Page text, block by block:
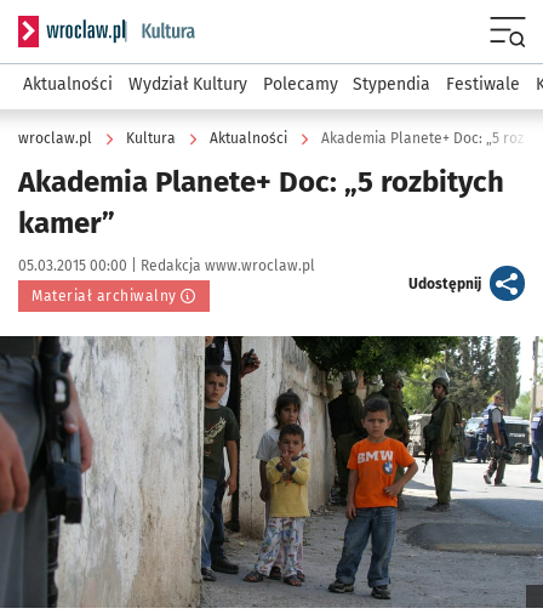
Serwis informacyjny wroclaw.pl podserwis: Kultura
Aktualności Wydział Kultury Polecamy Stypendia Festiwale
wroclaw.pl Kultura Aktualności Akademia Planete+ Doc: „5
Akademia Planete+ Doc: „5 rozbitych
kamer”
Data publikacji:
05.03.2015 00:00 | Autor:
Redakcja www.wroclaw.pl
Materiał archiwalny
Udostępnijartykuł
Kliknij, aby powiększyć